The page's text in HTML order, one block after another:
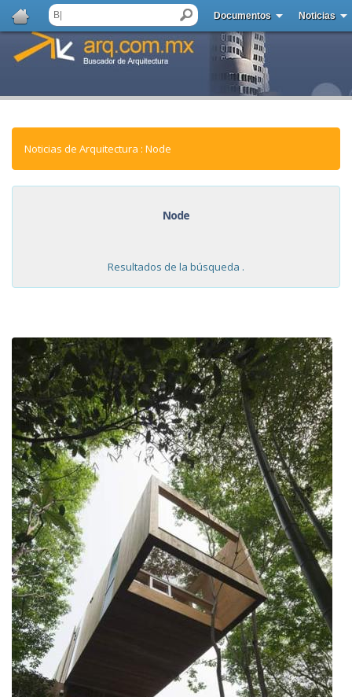
Documentos Noticias
Noticias de Arquitectura : Node
Node
Resultados de la búsqueda .